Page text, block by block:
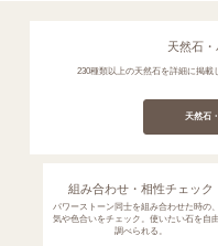
天然石
230種類以上の天然石を詳細に掲載
天然石
組み合わせ・相性チェック
パワーストーン同士を組み合わせた時の
気や色合いをチェック。使いたい石を自
調べられる。